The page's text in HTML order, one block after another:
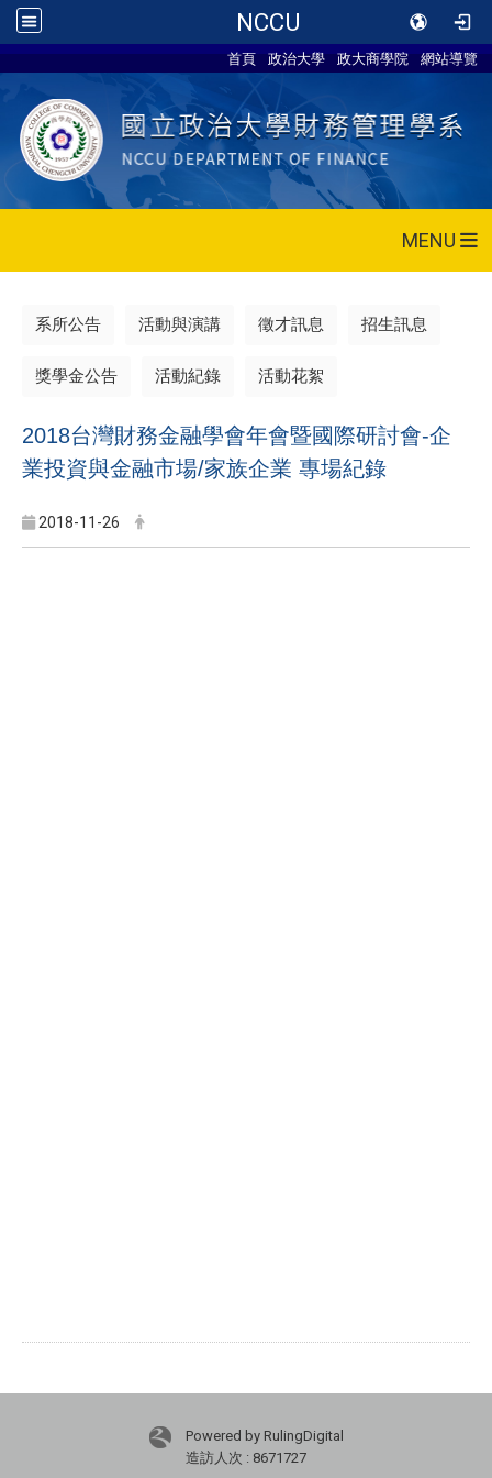
NCCU
首頁 政治大學 政大商學院 網站導覽
MENU
系所公告 活動與演講 徵才訊息 招生訊息
獎學金公告 活動紀錄 活動花絮
2018台灣財務金融學會年會暨國際研討會-企
業投資與金融市場/家族企業 專場紀錄
2018-11-26
Powered by RulingDigital
造訪人次 : 8671727